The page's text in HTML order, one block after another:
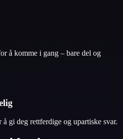
å komme i gang – bare del og
gi deg rettferdige og upartiske svar.